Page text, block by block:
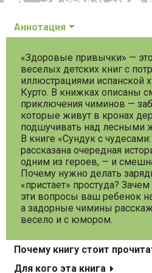
Аннотация
«Здоровые привычки» —
веселых детских книг с
иллюстрациями испанской
Курто. В книжках описаны
приключения чиминов —
которые живут в кронах
подшучивать над лесными
В книге «Сундук с
рассказана очередная
одним из героев, — и
Почему нужно делать
«пристает» простуда?
эти вопросы ваш ребенок
а задорные чимины
весело и с юмором.
Почему книгу стоит
Для кого эта книга